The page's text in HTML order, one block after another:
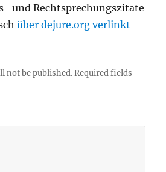
und Rechtsprechungszitate
über dejure.org verlinkt
not be published. Required fields